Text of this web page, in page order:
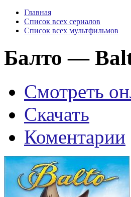
Главная
Список всех сериалов
Список всех мультфильмов
Балто —
Смотреть
Скачать
Коментарии